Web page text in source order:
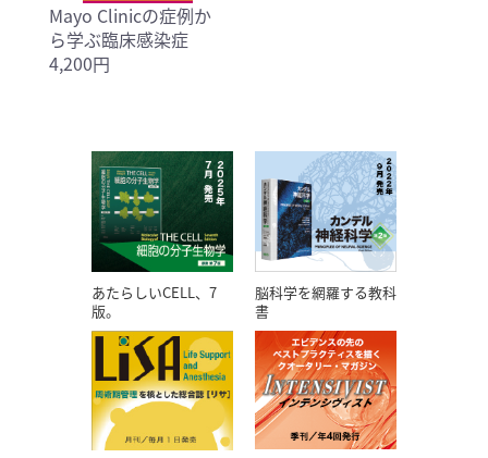
Mayo Clinicの症例か
ら学ぶ臨床感染症
4,200円
あたらしいCELL、7
版。
脳科学を網羅する教科
書